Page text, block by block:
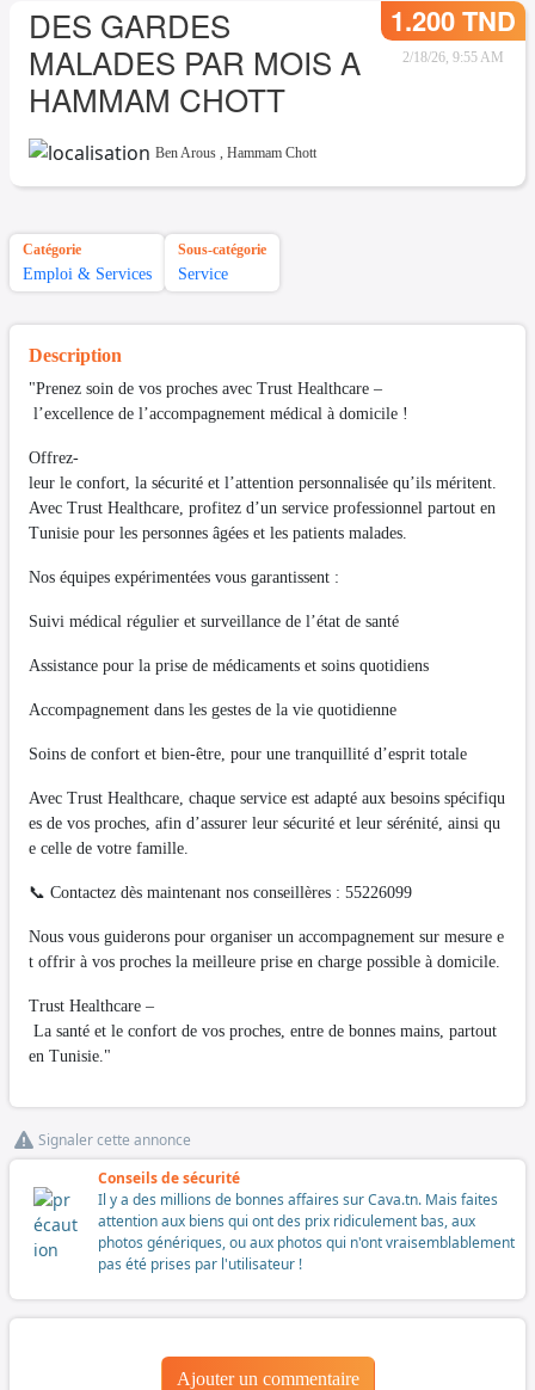
DES GARDES
MALADES PAR MOIS A
HAMMAM CHOTT
1.200 TND
2/18/26, 9:55 AM
Ben Arous , Hammam Chott
Catégorie
Emploi & Services
Sous-catégorie
Service
Description
"Prenez soin de vos proches avec Trust Healthcare –
l’excellence de l’accompagnement médical à domicile !
Offrez-
leur le confort, la sécurité et l’attention personnalisée qu’ils méritent.
Avec Trust Healthcare, profitez d’un service professionnel partout en
Tunisie pour les personnes âgées et les patients malades.
Nos équipes expérimentées vous garantissent :
Suivi médical régulier et surveillance de l’état de santé
Assistance pour la prise de médicaments et soins quotidiens
Accompagnement dans les gestes de la vie quotidienne
Soins de confort et bien-être, pour une tranquillité d’esprit totale
Avec Trust Healthcare, chaque service est adapté aux besoins spécifiqu
es de vos proches, afin d’assurer leur sécurité et leur sérénité, ainsi qu
e celle de votre famille.
📞 Contactez dès maintenant nos conseillères : 55226099
Nous vous guiderons pour organiser un accompagnement sur mesure e
t offrir à vos proches la meilleure prise en charge possible à domicile.
Trust Healthcare –
La santé et le confort de vos proches, entre de bonnes mains, partout
en Tunisie."
Signaler cette annonce
Conseils de sécurité
Il y a des millions de bonnes affaires sur Cava.tn. Mais faites
attention aux biens qui ont des prix ridiculement bas, aux
photos génériques, ou aux photos qui n'ont vraisemblablement
pas été prises par l'utilisateur !
Ajouter un commentaire